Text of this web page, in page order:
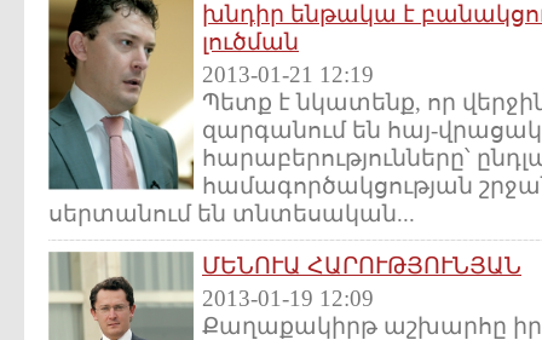
խնդիր ենթակա է
լուծման
2013-01-21 12:19
Պետք է նկատենք, որ
զարգանում են հայ-
հարաբերությունները՝
համագործակցության
սերտանում են տնտեսական...
ՄԵՆՈՒԱ ՀԱՐՈՒԹՅՈՒՆՅԱՆ
2013-01-19 12:09
Քաղաքակիրթ աշխարհը իր